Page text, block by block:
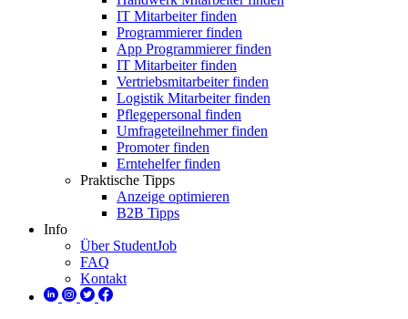
IT Mitarbeiter finden
Programmierer finden
App Programmierer finden
IT Mitarbeiter finden
Vertriebsmitarbeiter finden
Logistik Mitarbeiter finden
Pflegepersonal finden
Umfrageteilnehmer finden
Promoter finden
Erntehelfer finden
Praktische Tipps
Anzeige optimieren
B2B Tipps
Info
Über StudentJob
FAQ
Kontakt